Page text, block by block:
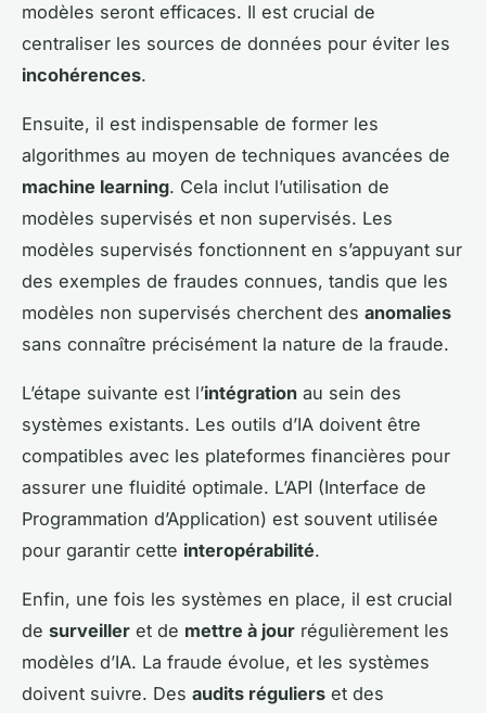
modèles seront efficaces. Il est crucial de
centraliser les sources de données pour éviter les
incohérences.
Ensuite, il est indispensable de former les
algorithmes au moyen de techniques avancées de
machine learning. Cela inclut l’utilisation de
modèles supervisés et non supervisés. Les
modèles supervisés fonctionnent en s’appuyant sur
des exemples de fraudes connues, tandis que les
modèles non supervisés cherchent des anomalies
sans connaître précisément la nature de la fraude.
L’étape suivante est l’intégration au sein des
systèmes existants. Les outils d’IA doivent être
compatibles avec les plateformes financières pour
assurer une fluidité optimale. L’API (Interface de
Programmation d’Application) est souvent utilisée
pour garantir cette interopérabilité.
Enfin, une fois les systèmes en place, il est crucial
de surveiller et de mettre à jour régulièrement les
modèles d’IA. La fraude évolue, et les systèmes
doivent suivre. Des audits réguliers et des